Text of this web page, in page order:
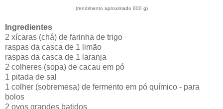
(rendimento aproximado 800 g)
Ingredientes
2 xícaras (chá) de farinha de trigo
raspas da casca de 1 limão
raspas da casca de 1 laranja
2 colheres (sopa) de cacau em pó
1 pitada de sal
1 colher (sobremesa) de fermento em pó químico - para
bolos
2 ovos grandes batidos